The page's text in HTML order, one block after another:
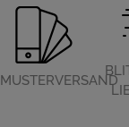
MUSTERVERSAND